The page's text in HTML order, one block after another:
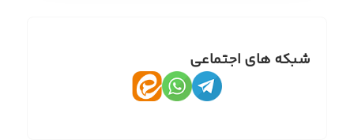
شبکه های اجتماعی